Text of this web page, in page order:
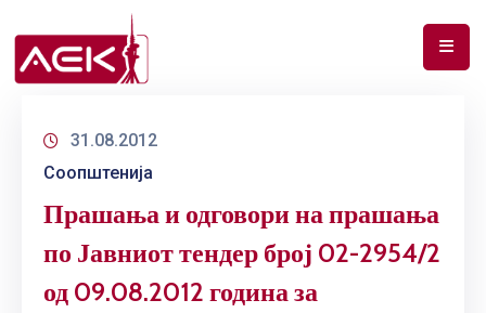
НАС
ДОКУМЕНТИ
СПЕКТАР
31.08.2012
Соопштенија
Прашања и одговори на прашања
по Јавниот тендер број 02-2954/2
од 09.08.2012 година за